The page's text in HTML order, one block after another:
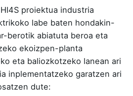
proiektua industria
labe baten hondakin-
berotik abiatuta beroa eta
ekoizpen-planta
eta baliozkotzeko lanean ari
inplementatzeko garatzen ari
dute: